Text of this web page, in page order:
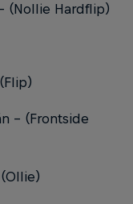
(Nollie Hardflip)
- (Frontside